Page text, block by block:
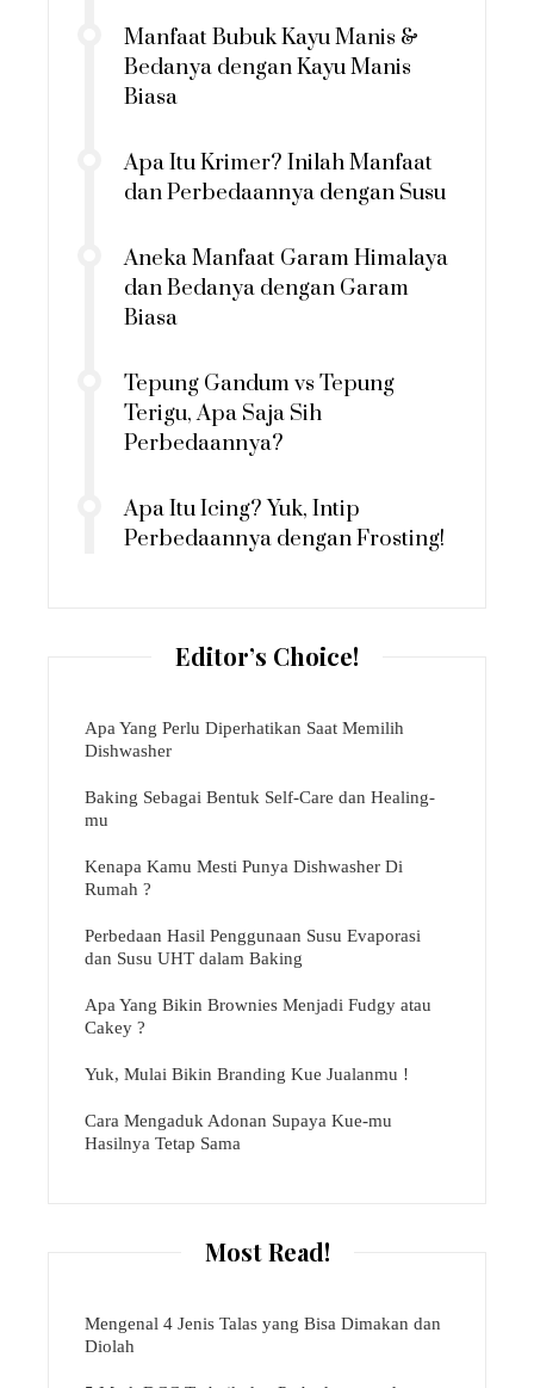
Manfaat Bubuk Kayu Manis &
Bedanya dengan Kayu Manis
Biasa
Apa Itu Krimer? Inilah Manfaat
dan Perbedaannya dengan Susu
Aneka Manfaat Garam Himalaya
dan Bedanya dengan Garam
Biasa
Tepung Gandum vs Tepung
Terigu, Apa Saja Sih
Perbedaannya?
Apa Itu Icing? Yuk, Intip
Perbedaannya dengan Frosting!
Editor’s Choice!
Apa Yang Perlu Diperhatikan Saat Memilih
Dishwasher
Baking Sebagai Bentuk Self-Care dan Healing-
mu
Kenapa Kamu Mesti Punya Dishwasher Di
Rumah ?
Perbedaan Hasil Penggunaan Susu Evaporasi
dan Susu UHT dalam Baking
Apa Yang Bikin Brownies Menjadi Fudgy atau
Cakey ?
Yuk, Mulai Bikin Branding Kue Jualanmu !
Cara Mengaduk Adonan Supaya Kue-mu
Hasilnya Tetap Sama
Most Read!
Mengenal 4 Jenis Talas yang Bisa Dimakan dan
Diolah